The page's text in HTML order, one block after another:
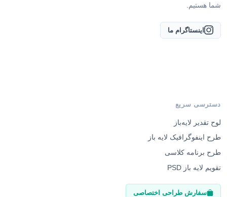
شما هستیم.
اینستاگرام ما
دسترسی سریع
لوح تقدیر لایه‌باز
طرح اینفوگرافیک لایه باز
طرح برنامه کلاسی
تقویم لایه باز PSD
سفارش طراحی اختصاصی